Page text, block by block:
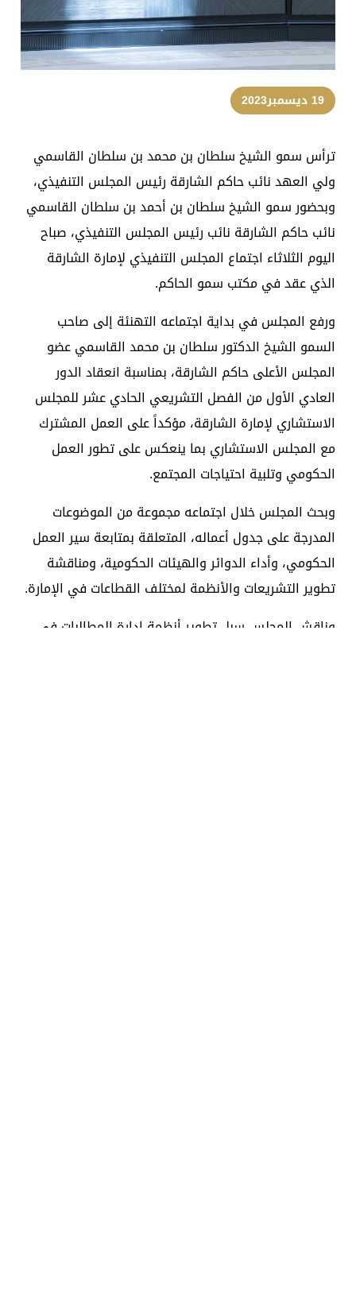
19 ديسمبر2023
ترأس سمو الشيخ سلطان بن محمد بن سلطان القاسمي
ولي العهد نائب حاكم الشارقة رئيس المجلس التنفيذي،
وبحضور سمو الشيخ سلطان بن أحمد بن سلطان القاسمي
نائب حاكم الشارقة نائب رئيس المجلس التنفيذي، صباح
اليوم الثلاثاء اجتماع المجلس التنفيذي لإمارة الشارقة
الذي عقد في مكتب سمو الحاكم.
ورفع المجلس في بداية اجتماعه التهنئة إلى صاحب
السمو الشيخ الدكتور سلطان بن محمد القاسمي عضو
المجلس الأعلى حاكم الشارقة، بمناسبة انعقاد الدور
العادي الأول من الفصل التشريعي الحادي عشر للمجلس
الاستشاري لإمارة الشارقة، مؤكداً على العمل المشترك
مع المجلس الاستشاري بما ينعكس على تطور العمل
الحكومي وتلبية احتياجات المجتمع.
وبحث المجلس خلال اجتماعه مجموعة من الموضوعات
المدرجة على جدول أعماله، المتعلقة بمتابعة سير العمل
الحكومي، وأداء الدوائر والهيئات الحكومية، ومناقشة
تطوير التشريعات والأنظمة لمختلف القطاعات في الإمارة.
وناقش المجلس سبل تطوير أنظمة إدارة المطالبات في